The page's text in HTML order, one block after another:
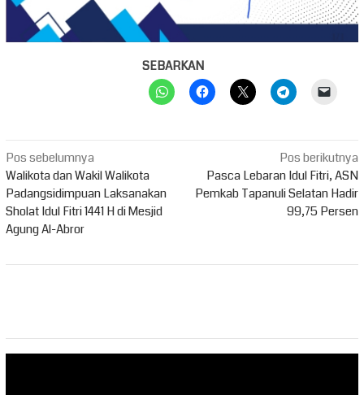
SEBARKAN
Navigasi
pos
Pos sebelumnya
Walikota dan Wakil Walikota
Padangsidimpuan Laksanakan
Sholat Idul Fitri 1441 H di Mesjid
Agung Al-Abror
Pos berikutnya
Pasca Lebaran Idul Fitri, ASN
Pemkab Tapanuli Selatan Hadir
99,75 Persen